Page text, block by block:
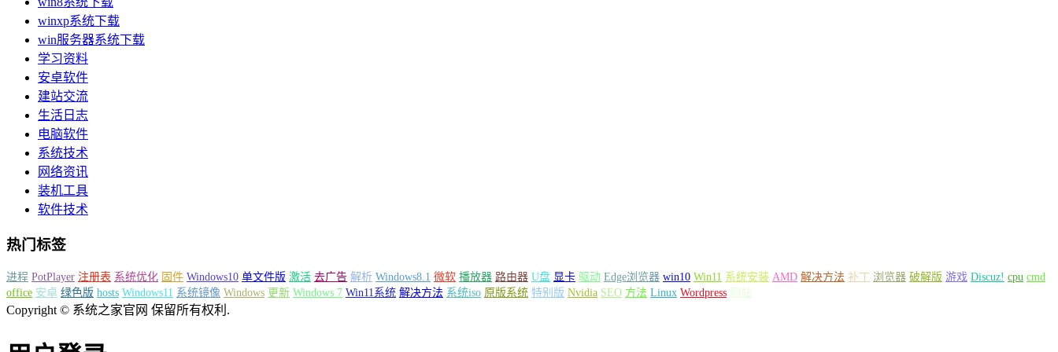
winxp系统下载
win服务器系统下载
学习资料
安卓软件
建站交流
生活日志
电脑软件
系统技术
网络资讯
装机工具
软件技术
热门标签
进程 PotPlayer 注册表 系统优化 固件 Windows10 单文件版 激活 去广告 解析 Windows8.1 微软 播放器 路由器 U盘 显卡 驱动 Edge浏览器 win10 Win11 系统安装 AMD 解决方法 补丁 浏览器 破解版 游戏 Discuz! cpu cmd
office 安卓 绿色版 hosts Windows11 系统镜像 Windows 更新 Windows 7 Win11系统 解决方法 系统iso 原版系统 特别版 Nvidia SEO 方法 Linux Wordpress 网站
Copyright © 系统之家官网 保留所有权利.